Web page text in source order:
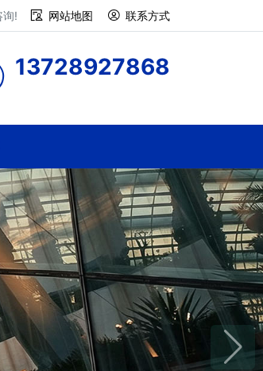
询! 网站地图 联系方式
13728927868